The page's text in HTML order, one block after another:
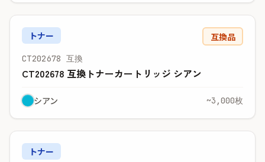
トナー 互換品
CT202678 互換
CT202678 互換トナーカートリッジ シアン
シアン ~3,000枚
トナー